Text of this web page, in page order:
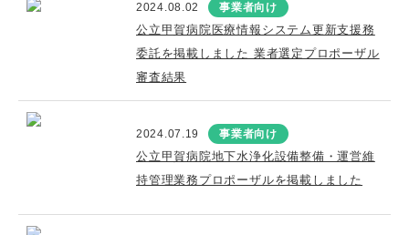
2024.08.02 事業者向け
公立甲賀病院医療情報システム更新支援務
委託を掲載しました 業者選定プロポーザル
審査結果
2024.07.19 事業者向け
公立甲賀病院地下水浄化設備整備・運営維
持管理業務プロポーザルを掲載しました